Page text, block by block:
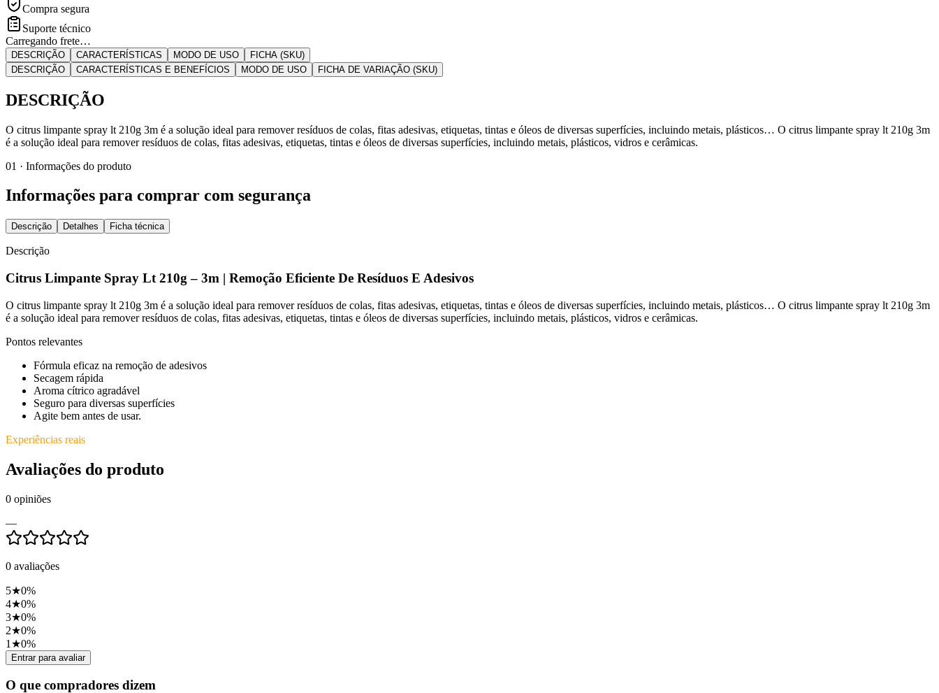
Compra segura
Suporte técnico
Carregando frete…
DESCRIÇÃO CARACTERÍSTICAS MODO DE USO
FICHA (SKU)
DESCRIÇÃO
CARACTERÍSTICAS E BENEFÍCIOS MODO DE USO FICHA DE VARIAÇÃO (SKU)
DESCRIÇÃO
O citrus limpante spray lt 210g 3m é a solução ideal para remover resíduos de colas, fitas adesivas, etiquetas, tintas e óleos de diversas superfícies, incluindo metais, plásticos… O citrus limpante spray lt 210g 3m
é a solução ideal para remover resíduos de colas, fitas adesivas, etiquetas, tintas e óleos de diversas superfícies, incluindo metais, plásticos, vidros e cerâmicas.
01 · Informações do produto
Informações para comprar com segurança
Descrição Detalhes Ficha técnica
Descrição
Citrus Limpante Spray Lt 210g – 3m | Remoção Eficiente De Resíduos E Adesivos
O citrus limpante spray lt 210g 3m é a solução ideal para remover resíduos de colas, fitas adesivas, etiquetas, tintas e óleos de diversas superfícies, incluindo metais, plásticos… O citrus limpante spray lt 210g 3m
é a solução ideal para remover resíduos de colas, fitas adesivas, etiquetas, tintas e óleos de diversas superfícies, incluindo metais, plásticos, vidros e cerâmicas.
Pontos relevantes
Fórmula eficaz na remoção de adesivos
Secagem rápida
Aroma cítrico agradável
Seguro para diversas superfícies
Agite bem antes de usar.
Experiências reais
Avaliações do produto
0 opiniões
—
0 avaliações
5★0%
4★0%
3★0%
2★0%
1 ★0%
Entrar para avaliar
O que compradores dizem